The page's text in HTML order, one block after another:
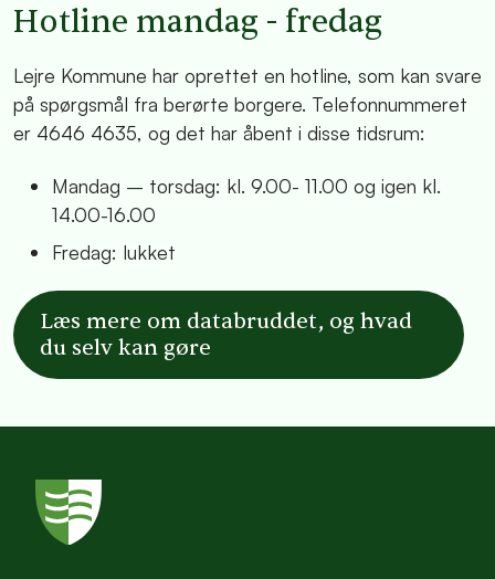
Hotline mandag - fredag
Lejre Kommune har oprettet en hotline, som kan svare
på spørgsmål fra berørte borgere. Telefonnummeret
er 4646 4635, og det har åbent i disse tidsrum:
Mandag – torsdag: kl. 9.00- 11.00 og igen kl.
14.00-16.00
Fredag: lukket
Læs mere om databruddet, og hvad
du selv kan gøre